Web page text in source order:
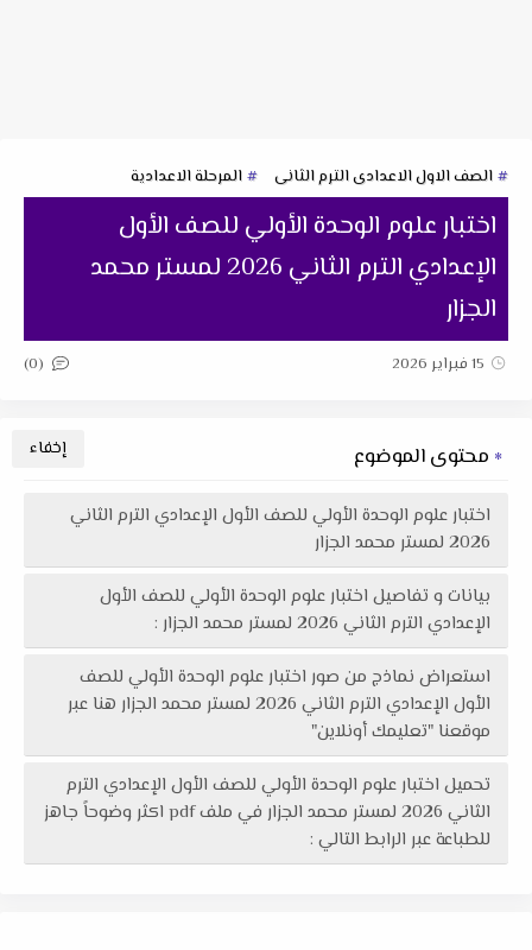
الصف الاول الاعدادى الترم الثانى المرحلة الاعدادية
اختبار علوم الوحدة الأولي للصف الأول
الإعدادي الترم الثاني 2026 لمستر محمد
الجزار
15 فبراير 2026 (0)
محتوى الموضوع
اختبار علوم الوحدة الأولي للصف الأول الإعدادي الترم الثاني
2026 لمستر محمد الجزار
بيانات و تفاصيل اختبار علوم الوحدة الأولي للصف الأول
الإعدادي الترم الثاني 2026 لمستر محمد الجزار :
استعراض نماذج من صور اختبار علوم الوحدة الأولي للصف
الأول الإعدادي الترم الثاني 2026 لمستر محمد الجزار هنا عبر
موقعنا "تعليمك أونلاين"
تحميل اختبار علوم الوحدة الأولي للصف الأول الإعدادي الترم
الثاني 2026 لمستر محمد الجزار في ملف pdf اكثر وضوحاً جاهز
للطباعة عبر الرابط التالي :